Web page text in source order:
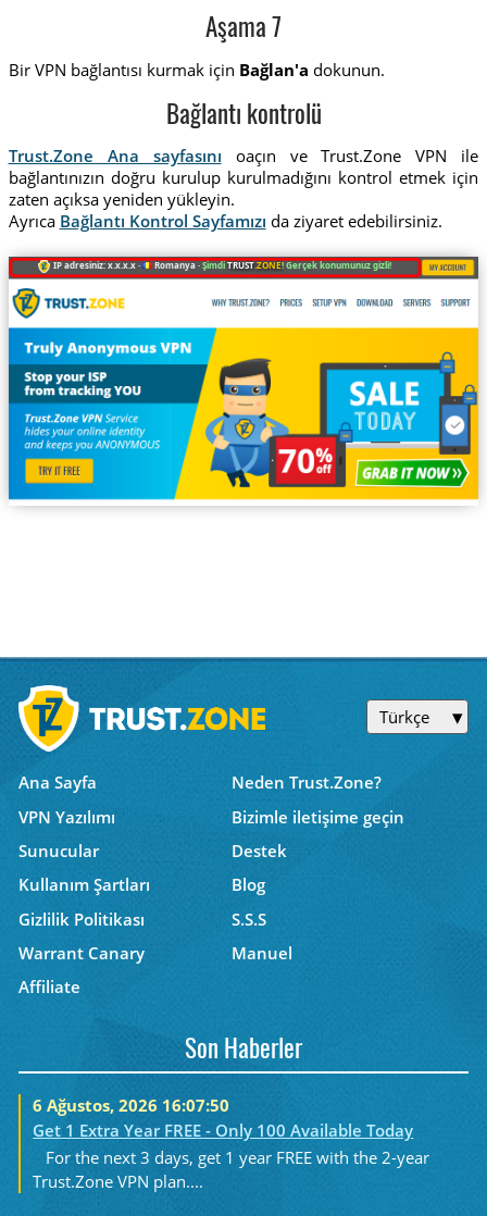
Aşama 7
Bir VPN bağlantısı kurmak için Bağlan'a dokunun.
Bağlantı kontrolü
Trust.Zone Ana sayfasını oaçın ve Trust.Zone VPN ile
bağlantınızın doğru kurulup kurulmadığını kontrol etmek için
zaten açıksa yeniden yükleyin.
Ayrıca Bağlantı Kontrol Sayfamızı da ziyaret edebilirsiniz.
IP adresiniz: x.x.x.x · Romanya ·ŞimdiTRUST.ZONE! Gerçek konumunuz gizli!
Türkçe
Ana Sayfa
Neden Trust.Zone?
VPN Yazılımı
Bizimle iletişime geçin
Sunucular
Destek
Kullanım Şartları
Blog
Gizlilik Politikası
S.S.S
Warrant Canary
Manuel
Affiliate
Son Haberler
6 Ağustos, 2026 16:07:50
Get 1 Extra Year FREE - Only 100 Available Today
For the next 3 days, get 1 year FREE with the 2-year
Trust.Zone VPN plan....